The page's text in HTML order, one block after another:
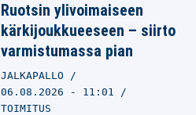
Ruotsin ylivoimaiseen
kärkijoukkueeseen – siirto
varmistumassa pian
JALKAPALLO
06.08.2026 - 11:01
TOIMITUS